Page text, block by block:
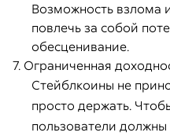
Возможность взлома
повлечь за собой
обесценивание.
7. Ограниченная
Стейблкоины не
просто держать.
пользователи должны